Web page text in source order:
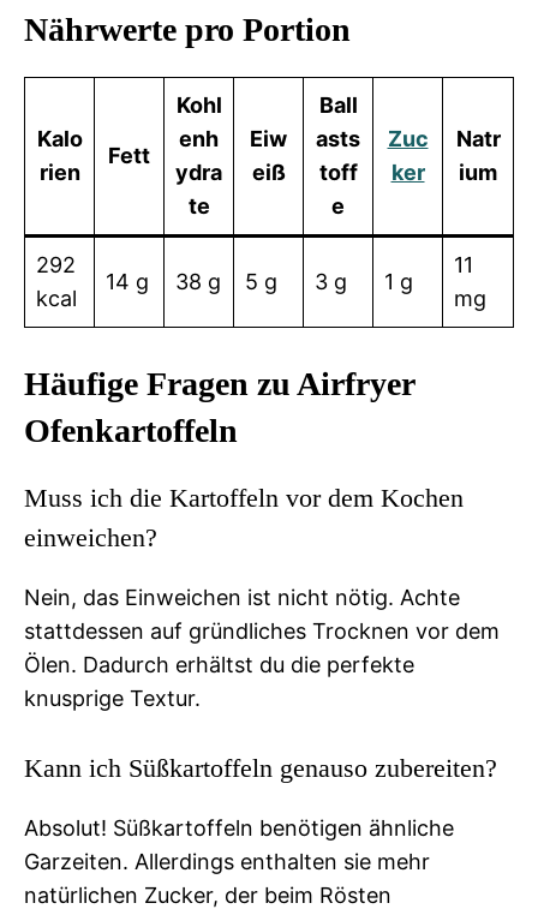
Nährwerte pro Portion
Kalo
rien
Fett
Kohl
enh
ydra
te
Eiw
eiß
Ball
asts
toff
e
Zuc
ker
Natr
ium
292
kcal
14 g 38 g 5 g 3 g 1 g
11
mg
Häufige Fragen zu Airfryer
Ofenkartoffeln
Muss ich die Kartoffeln vor dem Kochen
einweichen?
Nein, das Einweichen ist nicht nötig. Achte
stattdessen auf gründliches Trocknen vor dem
Ölen. Dadurch erhältst du die perfekte
knusprige Textur.
Kann ich Süßkartoffeln genauso zubereiten?
Absolut! Süßkartoffeln benötigen ähnliche
Garzeiten. Allerdings enthalten sie mehr
natürlichen Zucker, der beim Rösten